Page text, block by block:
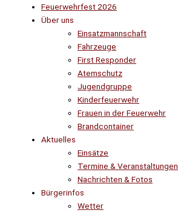
Feuerwehrfest 2026
Über uns
Einsatzmannschaft
Fahrzeuge
First Responder
Atemschutz
Jugendgruppe
Kinderfeuerwehr
Frauen in der Feuerwehr
Brandcontainer
Aktuelles
Einsätze
Termine & Veranstaltungen
Nachrichten & Fotos
Bürgerinfos
Wetter